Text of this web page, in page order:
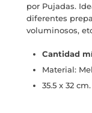
por Pujadas.
diferentes
voluminosos,
Cantidad
Material:
35.5 x 32 cm.